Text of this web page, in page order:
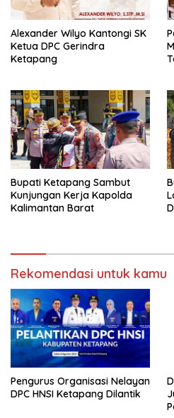
Alexander Wilyo Kantongi SK
Ketua DPC Gerindra
Ketapang
Bupati Ketapang Sambut
Kunjungan Kerja Kapolda
Kalimantan Barat
Rekomendasi untuk kamu
Pengurus Organisasi Nelayan
DPC HNSI Ketapang Dilantik